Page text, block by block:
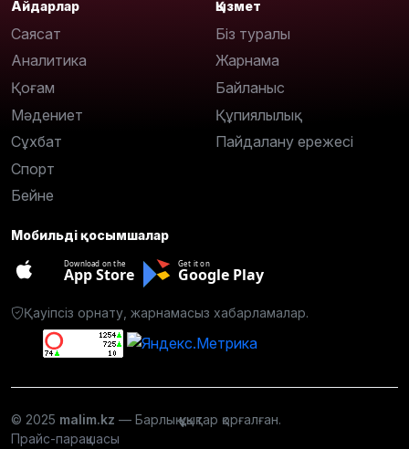
Айдарлар
Саясат
Аналитика
Қоғам
Мәдениет
Сұхбат
Спорт
Бейне
Қызмет
Біз туралы
Жарнама
Байланыс
Құпиялылық
Пайдалану ережесі
Мобильді қосымшалар
Download on the
App Store
Get it on
Google Play
Қауіпсіз орнату, жарнамасыз хабарламалар.
© 2025 malim.kz — Барлық құқықтар қорғалған.
Прайс-парақшасы